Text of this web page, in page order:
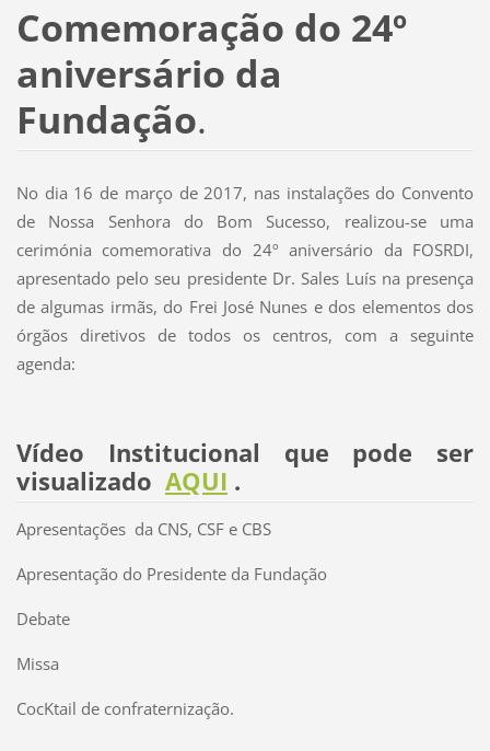
Comemoração do 24º
aniversário da
Fundação.
No dia 16 de março de 2017, nas instalações do Convento
de Nossa Senhora do Bom Sucesso, realizou-se uma
cerimónia comemorativa do 24º aniversário da FOSRDI,
apresentado pelo seu presidente Dr. Sales Luís na presença
de algumas irmãs, do Frei José Nunes e dos elementos dos
órgãos diretivos de todos os centros, com a seguinte
agenda:
Vídeo Institucional que pode ser
visualizado AQUI .
Apresentações da CNS, CSF e CBS
Apresentação do Presidente da Fundação
Debate
Missa
CocKtail de confraternização.